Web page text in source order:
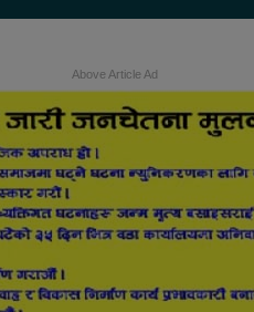
Above Article Ad